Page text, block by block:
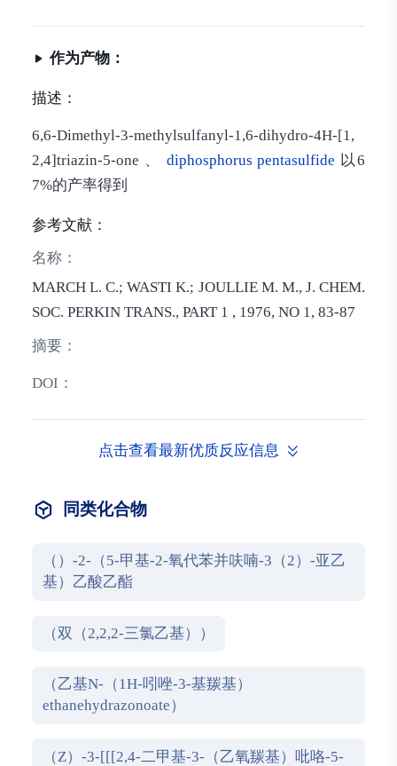
作为产物：
描述：
6,6-Dimethyl-3-methylsulfanyl-1,6-dihydro-4H-[1,
2,4]triazin-5-one 、 diphosphorus pentasulfide 以6
7%的产率得到
参考文献：
名称：
MARCH L. C.; WASTI K.; JOULLIE M. M., J. CHEM.
SOC. PERKIN TRANS., PART 1 , 1976, NO 1, 83-87
摘要：
DOI：
点击查看最新优质反应信息
同类化合物
（）-2-（5-甲基-2-氧代苯并呋喃-3（2）-亚乙
基）乙酸乙酯
（双（2,2,2-三氯乙基））
（乙基N-（1H-吲唑-3-基羰基）
ethanehydrazonoate）
（Z）-3-[[[2,4-二甲基-3-（乙氧羰基）吡咯-5-